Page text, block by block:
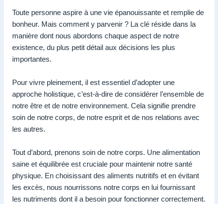
Toute personne aspire à une vie épanouissante et remplie de
bonheur. Mais comment y parvenir ? La clé réside dans la
manière dont nous abordons chaque aspect de notre
existence, du plus petit détail aux décisions les plus
importantes.
Pour vivre pleinement, il est essentiel d’adopter une
approche holistique, c’est-à-dire de considérer l’ensemble de
notre être et de notre environnement. Cela signifie prendre
soin de notre corps, de notre esprit et de nos relations avec
les autres.
Tout d’abord, prenons soin de notre corps. Une alimentation
saine et équilibrée est cruciale pour maintenir notre santé
physique. En choisissant des aliments nutritifs et en évitant
les excès, nous nourrissons notre corps en lui fournissant
les nutriments dont il a besoin pour fonctionner correctement.